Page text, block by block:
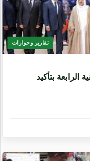
تقارير وحوارات
الرابعة بتأكيد